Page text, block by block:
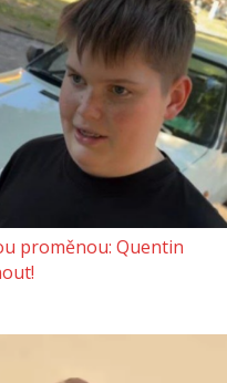
proměnou: Quentin